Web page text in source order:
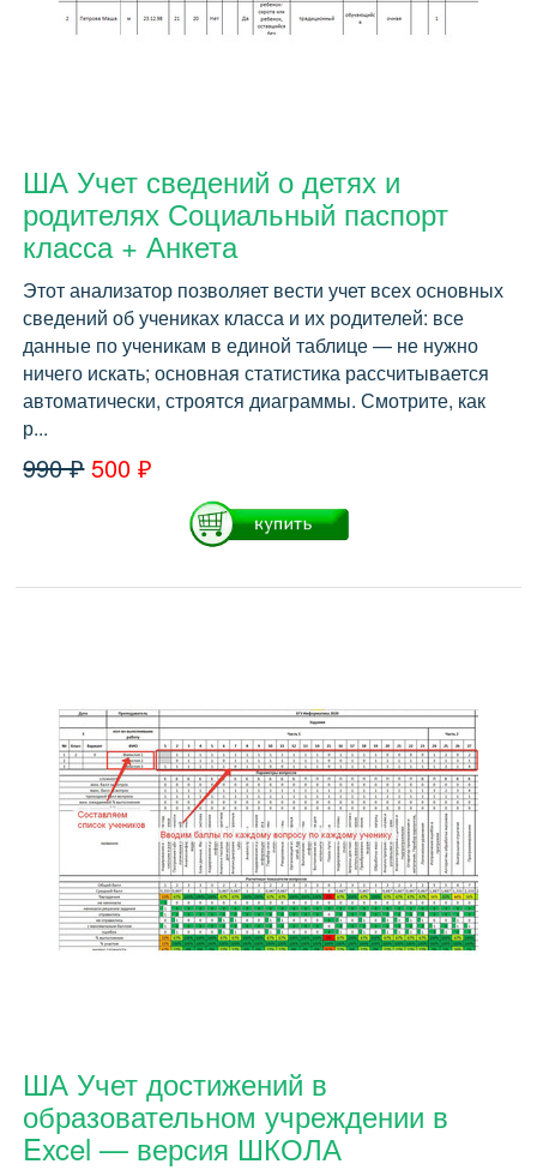
ША Учет сведений о детях и
родителях Социальный паспорт
класса + Анкета
Этот анализатор позволяет вести учет всех основных
сведений об учениках класса и их родителей: все
данные по ученикам в единой таблице — не нужно
ничего искать; основная статистика рассчитывается
автоматически, строятся диаграммы. Смотрите, как
р...
990 ₽ 500 ₽
ША Учет достижений в
образовательном учреждении в
Excel — версия ШКОЛА